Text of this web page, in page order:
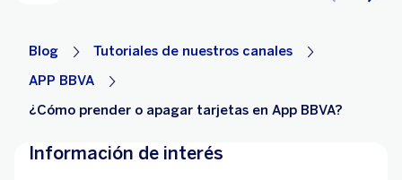
Blog
Tutoriales de nuestros canales
APP BBVA
¿Cómo prender o apagar tarjetas en App BBVA?
Información de interés